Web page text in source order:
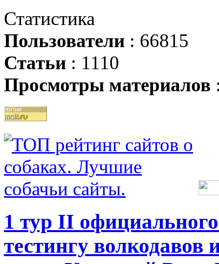
Статистика
Пользователи : 66815
Статьи : 1110
Просмотры материалов
1 тур II
тестингу